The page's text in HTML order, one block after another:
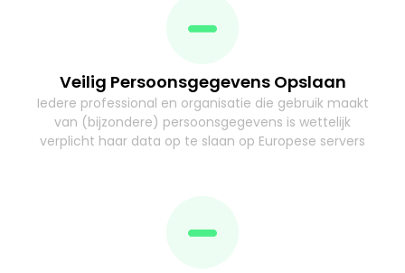
Veilig Persoonsgegevens Opslaan
Iedere professional en organisatie die gebruik maakt
van (bijzondere) persoonsgegevens is wettelijk
verplicht haar data op te slaan op Europese servers